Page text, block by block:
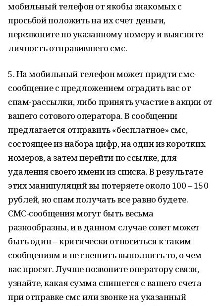
мобильный телефон от якобы знакомых с
просьбой положить на их счет деньги,
перезвоните по указанному номеру и выясните
личность отправившего смс.
5. На мобильный телефон может придти смс-
сообщение с предложением оградить вас от
спам-рассылки, либо принять участие в акции от
вашего сотового оператора. В сообщении
предлагается отправить «бесплатное» смс,
состоящее из набора цифр, на один из коротких
номеров, а затем перейти по ссылке, для
удаления своего имени из списка. В результате
этих манипуляций вы потеряете около 100 – 150
рублей, но спам получать все равно будете.
СМС-сообщения могут быть весьма
разнообразны, и в данном случае совет может
быть один – критически относиться к таким
сообщениям и не спешить выполнить то, о чем
вас просят. Лучше позвоните оператору связи,
узнайте, какая сумма спишется с вашего счета
при отправке смс или звонке на указанный